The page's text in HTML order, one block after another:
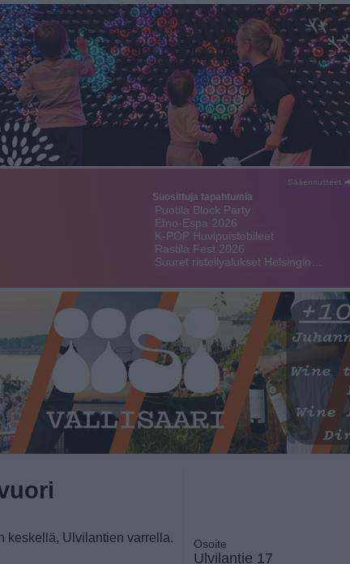
Sääennusteet
Suosittuja tapahtumia
Puotila Block Party
Etno-Espa 2026
K-POP Huvipuistobileet
Rastila Fest 2026
Suuret risteilyalukset Helsingin…
keskellä, Ulvilantien varrella. Osoite
Ulvilantie 17